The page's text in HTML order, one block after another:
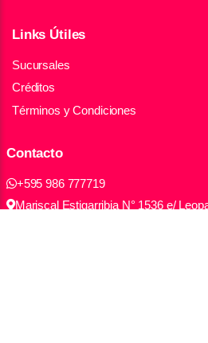
Links Útiles
Sucursales
Créditos
Términos y Condiciones
Contacto
+595 986 777719
Mariscal Estigarribia N° 1536 e/